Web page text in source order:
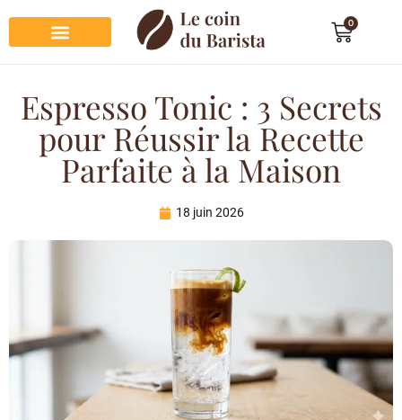
0
Espresso Tonic : 3 Secrets
pour Réussir la Recette
Parfaite à la Maison
18 juin 2026